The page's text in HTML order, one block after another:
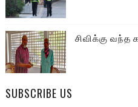
சிவிக்கு வந்த
SUBSCRIBE US